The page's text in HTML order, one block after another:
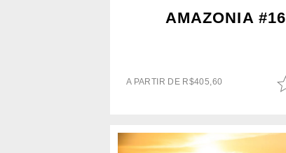
AMAZONIA #16
A PARTIR DE R$405,60